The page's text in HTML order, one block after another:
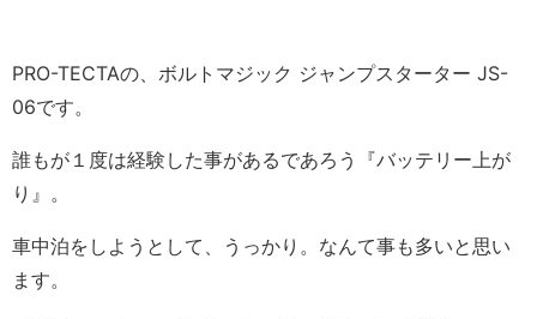
PRO-TECTAの、ボルトマジック ジャンプスターター JS-
06です。
誰もが１度は経験した事があるであろう『バッテリー上が
り』。
車中泊をしようとして、うっかり。なんて事も多いと思い
ます。